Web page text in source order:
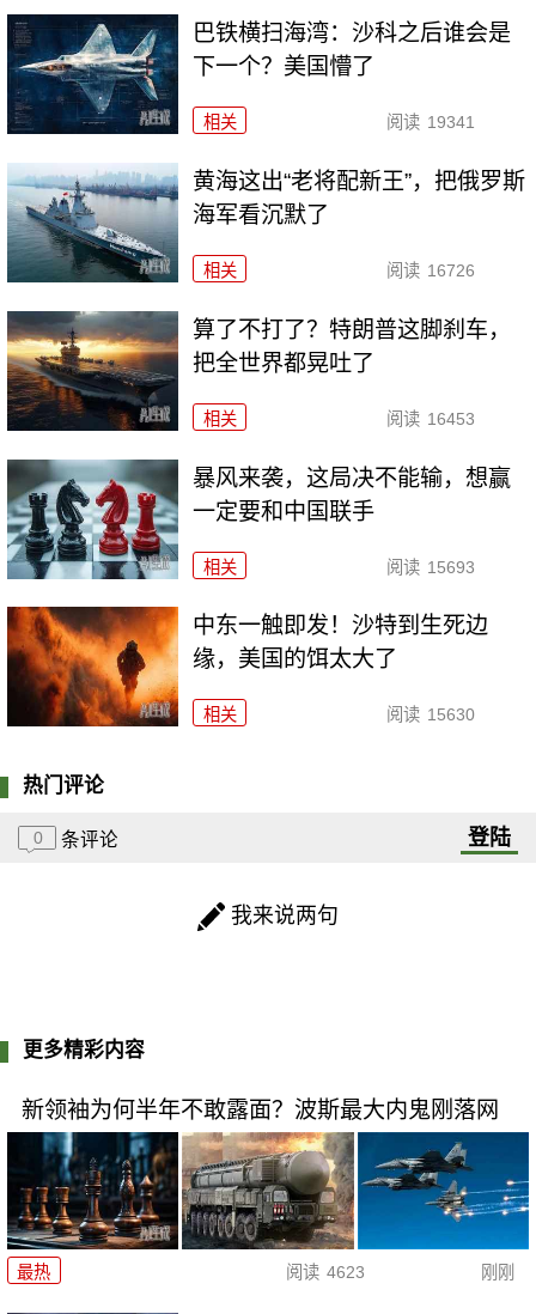
巴铁横扫海湾：沙科之后谁会是
下一个？美国懵了
相关 阅读 19341
黄海这出“老将配新王”，把俄罗斯
海军看沉默了
相关 阅读 16726
算了不打了？特朗普这脚刹车，
把全世界都晃吐了
相关 阅读 16453
暴风来袭，这局决不能输，想赢
一定要和中国联手
相关 阅读 15693
中东一触即发！沙特到生死边
缘，美国的饵太大了
相关 阅读 15630
热门评论
0 条评论 登陆
我来说两句
更多精彩内容
新领袖为何半年不敢露面？波斯最大内鬼刚落网
最热 阅读 4623 刚刚